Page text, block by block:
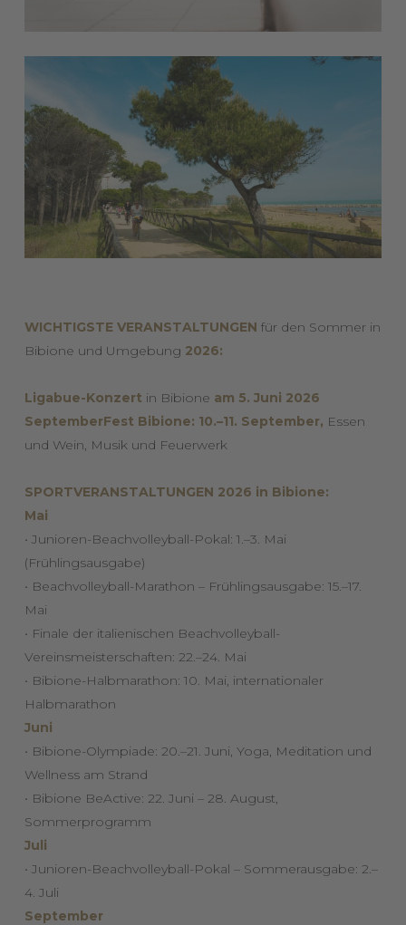
WICHTIGSTE VERANSTALTUNGEN für den Sommer in
Bibione und Umgebung 2026:
Ligabue-Konzert in Bibione am 5. Juni 2026
SeptemberFest Bibione: 10.–11. September, Essen
und Wein, Musik und Feuerwerk
SPORTVERANSTALTUNGEN 2026 in Bibione:
Mai
• Junioren-Beachvolleyball-Pokal: 1.–3. Mai
(Frühlingsausgabe)
• Beachvolleyball-Marathon – Frühlingsausgabe: 15.–17.
Mai
• Finale der italienischen Beachvolleyball-
Vereinsmeisterschaften: 22.–24. Mai
• Bibione-Halbmarathon: 10. Mai, internationaler
Halbmarathon
Juni
• Bibione-Olympiade: 20.–21. Juni, Yoga, Meditation und
Wellness am Strand
• Bibione BeActive: 22. Juni – 28. August,
Sommerprogramm
Juli
• Junioren-Beachvolleyball-Pokal – Sommerausgabe: 2.–
4. Juli
September